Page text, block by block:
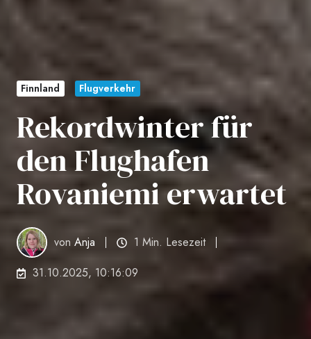
Finnland Flugverkehr
Rekordwinter für
den Flughafen
Rovaniemi erwartet
vonAnja
1 Min. Lesezeit
31.10.2025, 10:16:09